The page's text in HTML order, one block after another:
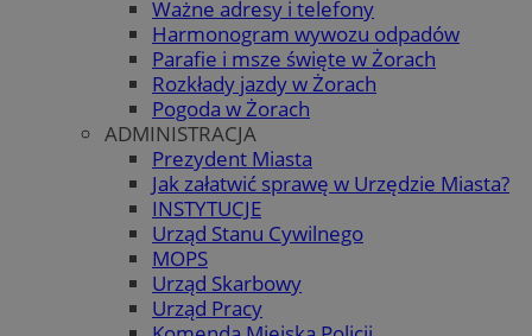
Ważne adresy i telefony
Harmonogram wywozu odpadów
Parafie i msze święte w Żorach
Rozkłady jazdy w Żorach
Pogoda w Żorach
ADMINISTRACJA
Prezydent Miasta
Jak załatwić sprawę w Urzędzie Miasta?
INSTYTUCJE
Urząd Stanu Cywilnego
MOPS
Urząd Skarbowy
Urząd Pracy